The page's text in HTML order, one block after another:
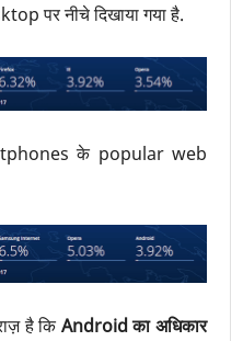
पर नीचे दिखाया गया है.
के popular web
है किAndroid का अधिकार